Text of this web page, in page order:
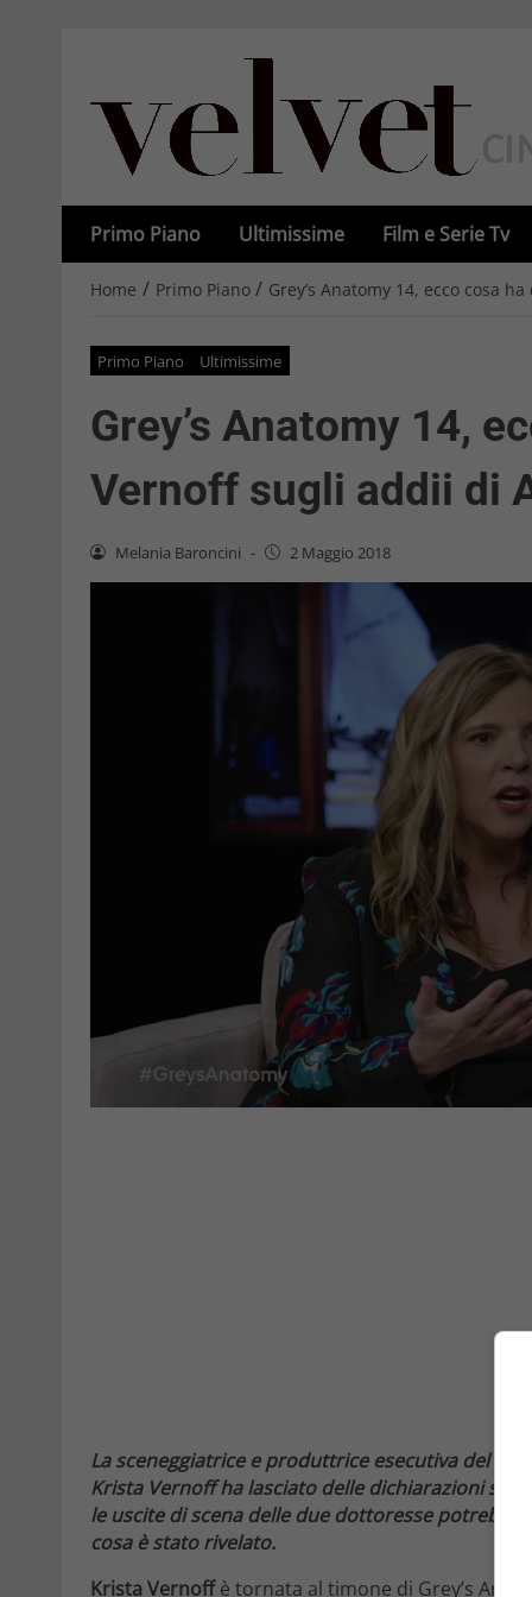
Primo Piano Ultimissime Film e Serie Tv
Home / Primo Piano / Grey’s Anatomy 14, ecco cosa
Primo Piano Ultimissime
Grey’s Anatomy 14,
Vernoff sugli addii di
Melania Baroncini - 2 Maggio 2018
La sceneggiatrice e produttrice esecutiva del
Krista Vernoff ha lasciato delle dichiarazioni
le uscite di scena delle due dottoresse
cosa è stato rivelato.
Krista Vernoffè tornata al timone di Grey’s